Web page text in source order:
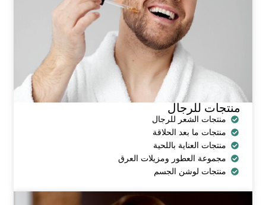
منتجات للرجال
منتجات الشعر للرجال
منتجات ما بعد الحلاقة
منتجات العناية باللحية
مجموعة العطور ومزيلات العرق
منتجات لوشن الجسم